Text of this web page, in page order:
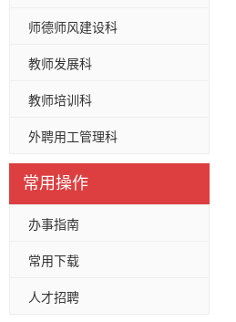
师德师风建设科
教师发展科
教师培训科
外聘用工管理科
常用操作
办事指南
常用下载
人才招聘